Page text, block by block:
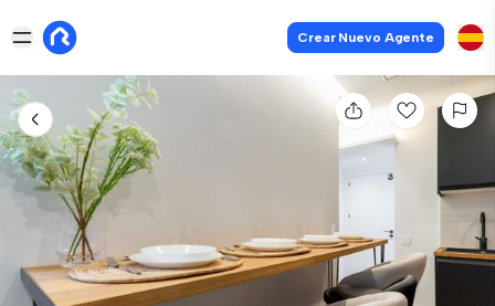
Crear Nuevo Agente